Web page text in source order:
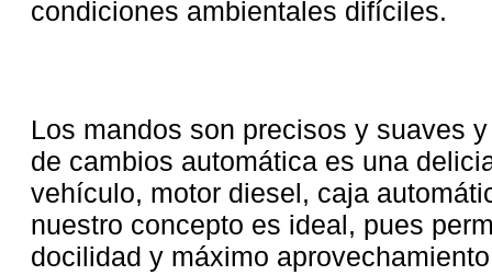
condiciones ambientales difíciles.
Los mandos son precisos y suaves
de cambios automática es una
vehículo, motor diesel, caja
nuestro concepto es ideal, pues
docilidad y máximo